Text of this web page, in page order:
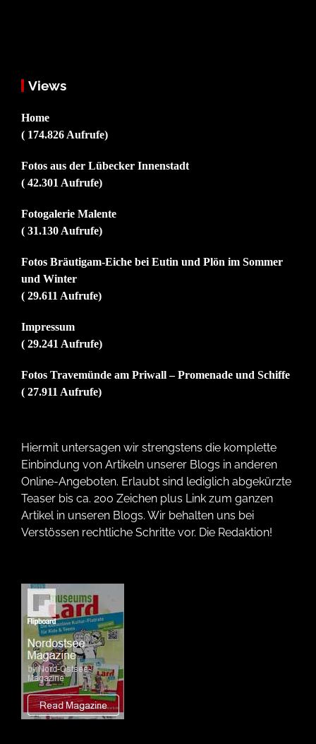
Views
Home
( 174.826 Aufrufe)
Fotos aus der Lübecker Innenstadt
( 42.301 Aufrufe)
Fotogalerie Malente
( 31.130 Aufrufe)
Fotos Bräutigam-Eiche bei Eutin und Plön im Sommer
und Winter
( 29.611 Aufrufe)
Impressum
( 29.241 Aufrufe)
Fotos Travemünde am Priwall – Promenade und Schiffe
( 27.911 Aufrufe)
Hiermit untersagen wir strengstens die komplette
Einbindung von Artikeln unserer Blogs in anderen
Online-Angeboten. Erlaubt sind lediglich abgekürzte
Teaser bis ca. 200 Zeichen plus Link zum ganzen
Artikel in unseren Blogs. Wir behalten uns bei
Verstössen rechtliche Schritte vor. Die Redaktion!